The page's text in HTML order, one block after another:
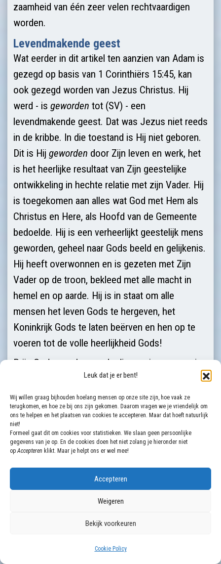
Leuk dat je er bent!
Wij willen graag bijhouden hoelang mensen op onze site zijn, hoe vaak ze
terugkomen, en hoe ze bij ons zijn gekomen. Daarom vragen we je vriendelijk om
ons te helpen en het plaatsen van cookies te accepteren. Maar dat hoeft natuurlijk
niet!
Formeel gaat dit om cookies voor statistieken. We slaan geen persoonlijke
gegevens van je op. En de cookies doen het niet zolang je hieronder niet
opAccepteren klikt. Maar je helpt ons er wel mee!
Accepteren
Weigeren
Bekijk voorkeuren
Cookie Policy
zaam­heid van één zeer velen rechtvaardigen
worden.
Levendmakende geest
Wat eerder in dit artikel ten aanzien van Adam is
gezegd op basis van 1 Corinthiërs 15:45, kan
ook gezegd worden van Jezus Christus. Hij
werd - is geworden tot (SV) - een
levendmakende geest. Dat was Jezus niet reeds
in de kribbe. In die toestand is Hij niet geboren.
Dit is Hij geworden door Zijn leven en werk, het
is het heerlijke resultaat van Zijn geestelijke
ontwikkeling in hechte relatie met zijn Vader. Hij
is toegekomen aan alles wat God met Hem als
Christus en Here, als Hoofd van de Gemeente
bedoelde. Hij is een verheerlijkt geeste­lijk mens
geworden, geheel naar Gods beeld en gelijke­nis.
Hij heeft overwonnen en is gezeten met Zijn
Vader op de troon, bekleed met alle macht in
hemel en op aarde. Hij is in staat om alle
mensen het leven Gods te hergeven, het
Koninkrijk Gods te laten beërven en hen op te
voeren tot de volle heerlijk­heid Gods!
Prijs God voor de genade die ons is gegeven in
de Christus Jezus, onze Here! Hij is nu en voor
altijd het Hoofd van het lichaam, de Gemeente.
Hij is het begin, de eerstgeborene uit de doden;
Hij is onder alles de eerste
Jezus Christus
geheel op de Christus Jezus. Paulus kent maar
één Christus: Jezus, de Zoon van God. Geruime
tijd voor het schrijven van deze brief is hij voor
zichzelf tot de vaste overtuiging gekomen dat